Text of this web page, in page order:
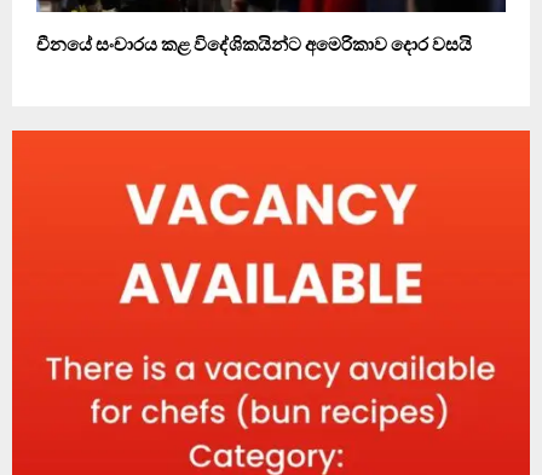
චීනයේ සංචාරය කළ විදේශිකයින්ට අමෙරිකාව දොර වසයි